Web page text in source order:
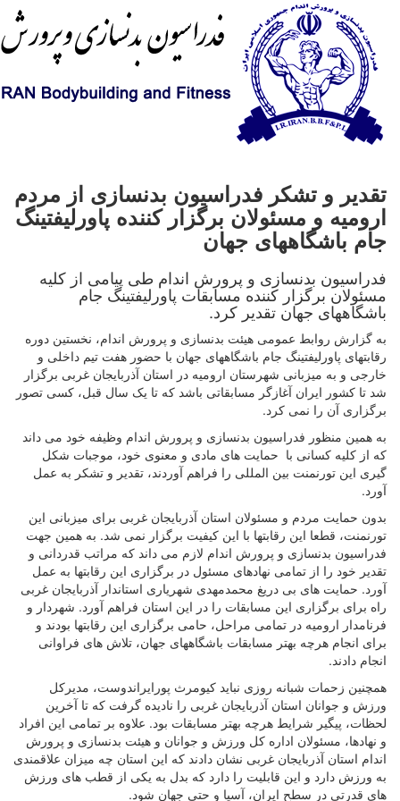
تقدیر و تشکر فدراسیون بدنسازی از مردم
ارومیه و مسئولان برگزار کننده پاورلیفتینگ
جام باشگاههای جهان
فدراسیون بدنسازی و پرورش اندام طی پیامی از کلیه
مسئولان برگزار کننده مسابقات پاورلیفتینگ جام
باشگاههای جهان تقدیر کرد.
به گزارش روابط عمومی هیئت بدنسازی و پرورش اندام، نخستین دوره
رقابتهای پاورلیفتینگ جام باشگاههای جهان با حضور هفت تیم داخلی و
خارجی و به میزبانی شهرستان ارومیه در استان آذربایجان غربی برگزار
شد تا کشور ایران آغازگر مسابقاتی باشد که تا یک سال قبل، کسی تصور
برگزاری آن را نمی کرد.
به همین منظور فدراسیون بدنسازی و پرورش اندام وظیفه خود می داند
که از کلیه کسانی با حمایت های مادی و معنوی خود، موجبات شکل
گیری این تورنمنت بین المللی را فراهم آوردند، تقدیر و تشکر به عمل
آورد.
بدون حمایت مردم و مسئولان استان آذربایجان غربی برای میزبانی این
تورنمنت، قطعا این رقابتها با این کیفیت برگزار نمی شد. به همین جهت
فدراسیون بدنسازی و پرورش اندام لازم می داند که مراتب قدردانی و
تقدیر خود را از تمامی نهادهای مسئول در برگزاری این رقابتها به عمل
آورد. حمایت های بی دریغ محمدمهدی شهریاری استاندار آذربایجان غربی
راه برای برگزاری این مسابقات را در این استان فراهم آورد. شهردار و
فرنامدار ارومیه در تمامی مراحل، حامی برگزاری این رقابتها بودند و
برای انجام هرچه بهتر مسابقات باشگاههای جهان، تلاش های فراوانی
انجام دادند.
همچنین زحمات شبانه روزی نباید کیومرث پورایراندوست، مدیرکل
ورزش و جوانان استان آذربایجان غربی را نادیده گرفت که تا آخرین
لحظات، پیگیر شرایط هرچه بهتر مسابقات بود. علاوه بر تمامی این افراد
و نهادها، مسئولان اداره کل ورزش و جوانان و هیئت بدنسازی و پرورش
اندام استان آذربایجان غربی نشان دادند که این استان چه میزان علاقمندی
به ورزش دارد و این قابلیت را دارد که بدل به یکی از قطب های ورزش
های قدرتی در سطح ایران، آسیا و حتی جهان شود.